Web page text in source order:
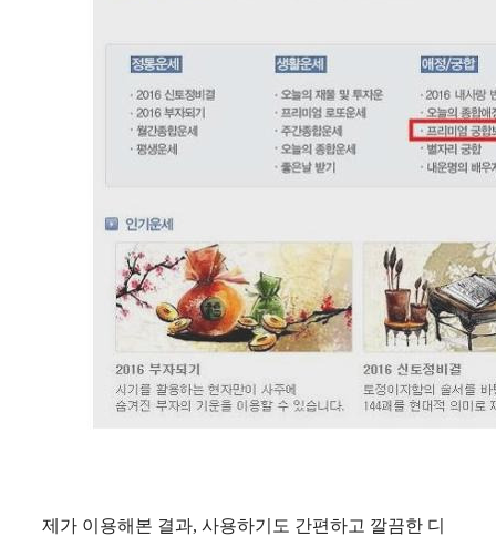
제가 이용해본 결과, 사용하기도 간편하고 깔끔한 디